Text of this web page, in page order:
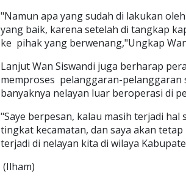
"Namun apa yang sudah di lakukan
yang baik, karena setelah di tangkap
ke pihak yang berwenang,"Ungkap
Lanjut Wan Siswandi juga berharap
memproses pelanggaran-
banyaknya nelayan luar beroperasi di
"Saye berpesan, kalau masih terjadi
tingkat kecamatan, dan saya akan
terjadi di nelayan kita di wilaya
(Ilham)